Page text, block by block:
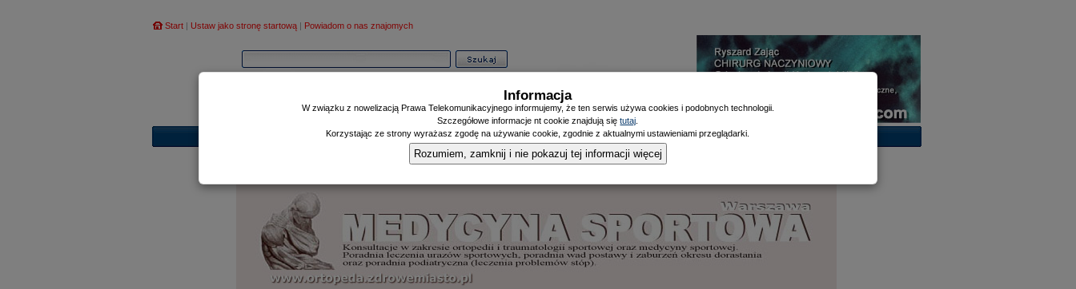
Start | Ustaw jako stronę startową | Powiadom o nas znajomych
Informator|Poczekalnia|Zdrowy Mieszczanin|Doniesienia Listonosza
Informacja
W związku z nowelizacją Prawa Telekomunikacyjnego informujemy, że ten serwis używa cookies i podobnych technologii.
Szczegółowe informacje nt cookie znajdują siętutaj
Korzystając ze strony wyrażasz zgodę na używanie cookie, zgodnie z aktualnymi ustawieniami przeglądarki.
Rozumiem, zamknij i nie pokazuj tej informacji więcej